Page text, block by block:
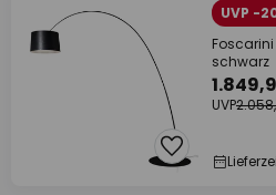
UVP -
schwarz
UVP